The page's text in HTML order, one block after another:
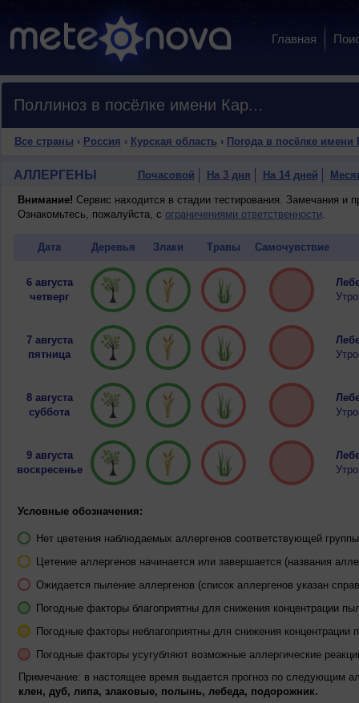
Главная
Поллиноз в посёлке имени Карла Либкнехта
Все страны › Россия › Курская область › Погода в посёлке имени
АЛЛЕРГЕНЫ Почасовой На 3 дня На 14 дней
Внимание! Сервис находится в стадии тестирования. Замечания и
Ознакомьтесь, пожалуйста, с ограничениями ответственности.
Дата Деревья Злаки Травы Самочувствие
6 августа
четверг
7 августа
пятница
8 августа
суббота
9 августа
воскресенье
Условные обозначения:
Нет цветения наблюдаемых аллергенов соответствующей
Цетение аллергенов начинается или завершается (названия
Ожидается пыление аллергенов (список аллергенов указан
Погодные факторы благоприятны для снижения концентрации
Погодные факторы неблагоприятны для снижения концентрации
Погодные факторы усугубляют возможные аллергические
Примечание: в настоящее время выдается прогноз по следующим
клен, дуб, липа, злаковые, полынь, лебеда, подорожник.